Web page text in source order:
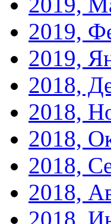
2019,
2019,
2018,
2018,
2018,
2018,
2018,